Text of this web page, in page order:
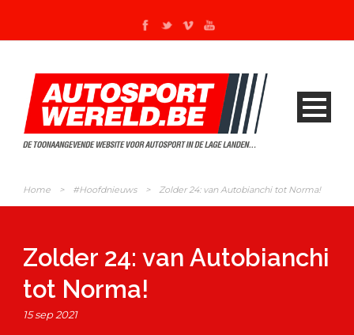
Home > #Hoofdnieuws > Zolder 24: van Autobianchi tot Norma!
Zolder 24: van Autobianchi
tot Norma!
15 sep 2021